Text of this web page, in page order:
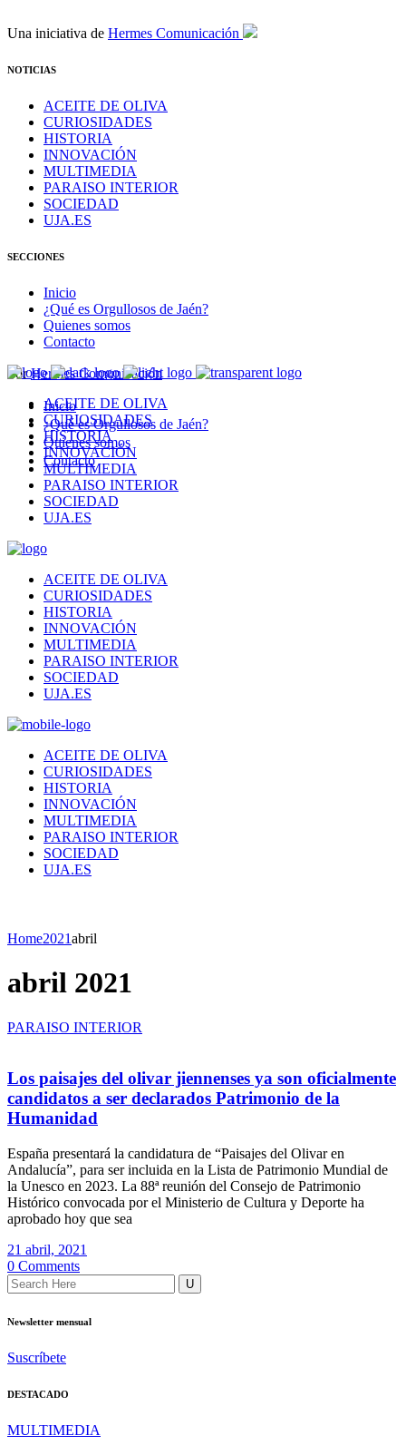
Una iniciativa de Hermes Comunicación
NOTICIAS
ACEITE DE OLIVA
CURIOSIDADES
HISTORIA
INNOVACIÓN
MULTIMEDIA
PARAISO INTERIOR
SOCIEDAD
UJA.ES
SECCIONES
Inicio
¿Qué es Orgullosos de Jaén?
Quienes somos
Contacto
PorHermes Comunicación
Inicio
¿Qué es Orgullosos de Jaén?
Quienes somos
Contacto
ACEITE DE OLIVA
CURIOSIDADES
HISTORIA
INNOVACIÓN
MULTIMEDIA
PARAISO INTERIOR
SOCIEDAD
UJA.ES
ACEITE DE OLIVA
CURIOSIDADES
HISTORIA
INNOVACIÓN
MULTIMEDIA
PARAISO INTERIOR
SOCIEDAD
UJA.ES
ACEITE DE OLIVA
CURIOSIDADES
HISTORIA
INNOVACIÓN
MULTIMEDIA
PARAISO INTERIOR
SOCIEDAD
UJA.ES
Home2021abril
abril 2021
PARAISO INTERIOR
Los paisajes del olivar jiennenses ya son oficialmente
candidatos a ser declarados Patrimonio de la
Humanidad
España presentará la candidatura de “Paisajes del Olivar en
Andalucía”, para ser incluida en la Lista de Patrimonio Mundial de
la Unesco en 2023. La 88ª reunión del Consejo de Patrimonio
Histórico convocada por el Ministerio de Cultura y Deporte ha
aprobado hoy que sea
21 abril, 2021
0 Comments
Newsletter mensual
Suscríbete
DESTACADO
MULTIMEDIA